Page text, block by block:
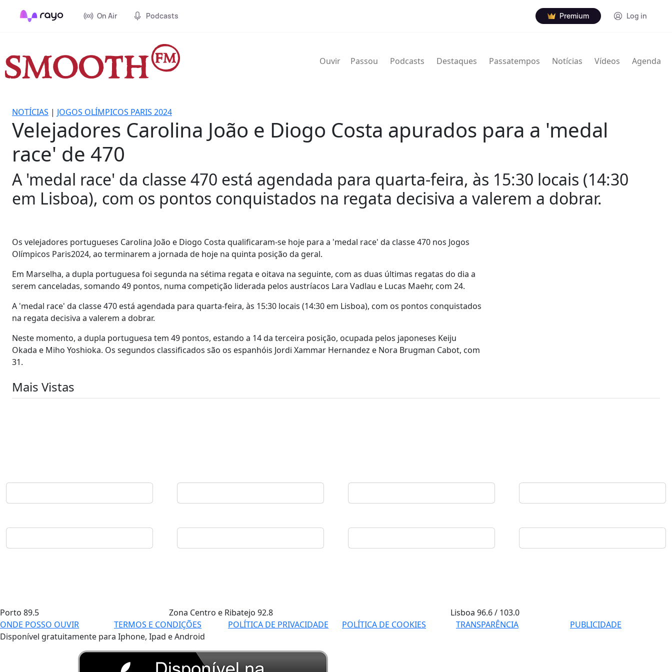
On Air Podcasts Premium Log in
Ouvir Passou Podcasts Destaques Passatempos Notícias Vídeos Agenda
NOTÍCIAS | JOGOS OLÍMPICOS PARIS 2024
Velejadores Carolina João e Diogo Costa apurados para a 'medal
race' de 470
A 'medal race' da classe 470 está agendada para quarta-feira, às 15:30 locais (14:30
em Lisboa), com os pontos conquistados na regata decisiva a valerem a dobrar.
Os velejadores portugueses Carolina João e Diogo Costa qualificaram-se hoje para a 'medal race' da classe 470 nos Jogos
Olímpicos Paris2024, ao terminarem a jornada de hoje na quinta posição da geral.
Em Marselha, a dupla portuguesa foi segunda na sétima regata e oitava na seguinte, com as duas últimas regatas do dia a
serem canceladas, somando 49 pontos, numa competição liderada pelos austríacos Lara Vadlau e Lucas Maehr, com 24.
A 'medal race' da classe 470 está agendada para quarta-feira, às 15:30 locais (14:30 em Lisboa), com os pontos conquistados
na regata decisiva a valerem a dobrar.
Neste momento, a dupla portuguesa tem 49 pontos, estando a 14 da terceira posição, ocupada pelos japoneses Keiju
Okada e Miho Yoshioka. Os segundos classificados são os espanhóis Jordi Xammar Hernandez e Nora Brugman Cabot, com
31.
Mais Vistas
Porto 89.5 Zona Centro e Ribatejo 92.8 Lisboa96.6 / 103.0
ONDE POSSO OUVIR
TERMOS E CONDIÇÕES POLÍTICA DE PRIVACIDADE POLÍTICA DE COOKIES TRANSPARÊNCIA
PUBLICIDADE
Disponível gratuitamente para Iphone, Ipad e Android